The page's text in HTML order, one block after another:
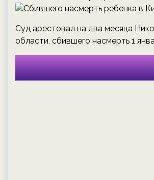
Суд арестовал на два месяца
области, сбившего насмерть 1